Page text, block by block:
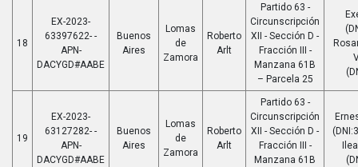
18
EX-2023-
63397622- -
APN-
DACYGD#AABE
Buenos
Aires
Lomas
de
Zamora
Roberto
Arlt
Partido 63 -
Circunscripción
XII - Sección D -
Fracción III -
Manzana 61B
– Parcela 25
19
EX-2023-
63127282- -
APN-
DACYGD#AABE
Buenos
Aires
Lomas
de
Zamora
Roberto
Arlt
Partido 63 -
Circunscripción
XII - Sección D -
Fracción III -
Manzana 61B